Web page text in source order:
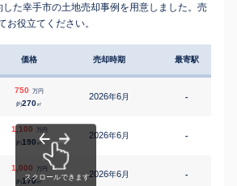
た幸手市の土地売却事例を用意しました。売
お役立てください。
価格 売却時期 最寄駅
750 万円
約270㎡
2026年6月 -
1,100 万円
約190 ㎡
2026年6月 -
1,000 万円
約170㎡
2026年6月 -